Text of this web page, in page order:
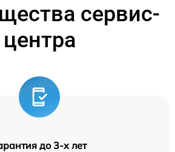
сервис-
центра
до 3-х лет